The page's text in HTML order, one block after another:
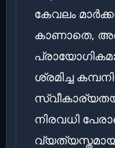
കേവലം
കാണാതെ,
ശ്രമിച്ച
നിരവധി